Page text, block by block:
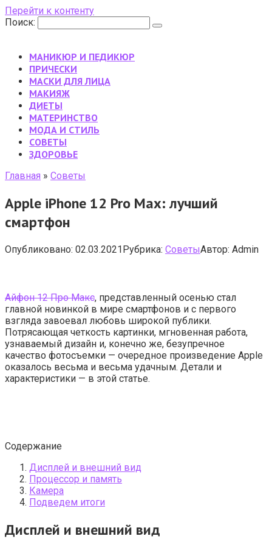
Перейти к контенту
Поиск:
МАНИКЮР И ПЕДИКЮР
ПРИЧЕСКИ
МАСКИ ДЛЯ ЛИЦА
МАКИЯЖ
ДИЕТЫ
МАТЕРИНСТВО
МОДА И СТИЛЬ
CОВЕТЫ
ЗДОРОВЬЕ
Главная » Cоветы
Apple iPhone 12 Pro Max: лучший
смартфон
Опубликовано: 02.03.2021Рубрика: CоветыАвтор: Admin
Айфон 12 Про Макс, представленный осенью стал
главной новинкой в мире смартфонов и с первого
взгляда завоевал любовь широкой публики.
Потрясающая четкость картинки, мгновенная работа,
узнаваемый дизайн и, конечно же, безупречное
качество фотосъемки — очередное произведение Apple
оказалось весьма и весьма удачным. Детали и
характеристики — в этой статье.
Содержание
Дисплей и внешний вид
Процессор и память
Камера
Подведем итоги
Дисплей и внешний вид